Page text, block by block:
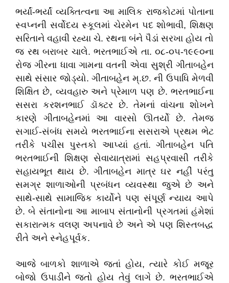
ભર્યાં-ભર્યાં વ્યક્તિત્વના આ માલિક રાજકોટમાં પોતાના
સ્વપ્નની સર્વોદય સ્કૂલમાં ચેરમેન પદ શોભાવી, શિક્ષણ
સરિતાને વહાવી રહ્યા ચે. રથના બંને પૈડાં સરખા હોય તો
જ રથ બરાબર ચાલે. ભરતભાઈએ તા. ૦૮-૦૫-૧૯૯૦ના
રોજ ગીરના ધાવા ગામના વતની એવા સુશ્રી ગીતાબહેન
સાથે સંસાર જોડ્યો. ગીતાબહેન મ્.છ. ની ઉપાધિ મેળવી
શિક્ષિત છે, વ્યવહારુ અને પ્રેમાળ પણ છે. ભરતભાઈના
સસરા કરશનભાઈ ડૉક્ટર છે. તેમનાં વાંચના શોખને
કારણે ગીતાબહેનમાં આ વારસો ઊતર્યો છે. તેમજ
સગાઈ-સંબંધ સમયે ભરતભાઈના સસરાએ પ્રથમ ભેટ
તરીકે પચીસ પુસ્તકો આપ્યાં હતાં. ગીતાબહેન પતિ
ભરતભાઈની શિક્ષણ સેવાયાત્રામાં સહપ્રવાસી તરીકે
સહાયભૂત થાય છે. ગીતાબહેન માત્ર ઘર નહીં પરંતુ
સમગ્ર શાળાઓની પ્રબંધન વ્યવસ્થા જુએ છે અને
સાથે-સાથે સામાજિક કાર્યોને પણ સંપૂર્ણ ન્યાય આપે
છે. બે સંતાનોના આ માબાપ સંતાનોની પ્રગતમાં હંમેશાં
સકારાત્મક વલણ અપનાવે છે અને એ પણ શિસ્તબદ્ધ
રીતે અને સ્નેહપૂર્વક.
આજે બાળકો શાળાએ જતાં હોય, ત્યારે કોઈ મજૂર
બોજો ઉપાડીને જતો હોય તેવું લાગે છે. ભરતભાઈએ